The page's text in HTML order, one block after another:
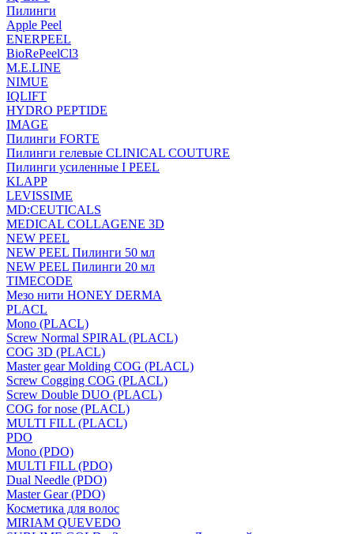
Пилинги
Apple Peel
ENERPEEL
BioRePeelCl3
M.E.LINE
NIMUE
IQLIFT
HYDRO PEPTIDE
IMAGE
Пилинги FORTE
Пилинги гелевые CLINICAL COUTURE
Пилинги усиленные I PEEL
KLAPP
LEVISSIME
MD:CEUTICALS
MEDICAL COLLAGENE 3D
NEW PEEL
NEW PEEL Пилинги 50 мл
NEW PEEL Пилинги 20 мл
TIMECODE
Мезо нити HONEY DERMA
PLACL
Mono (PLACL)
Screw Normal SPIRAL (PLACL)
COG 3D (PLACL)
Master gear Molding COG (PLACL)
Screw Cogging COG (PLACL)
Screw Double DUO (PLACL)
COG for nose (PLACL)
MULTI FILL (PLACL)
PDO
Mono (PDO)
MULTI FILL (PDO)
Dual Needle (PDO)
Master Gear (PDO)
Косметика для волос
MIRIAM QUEVEDO